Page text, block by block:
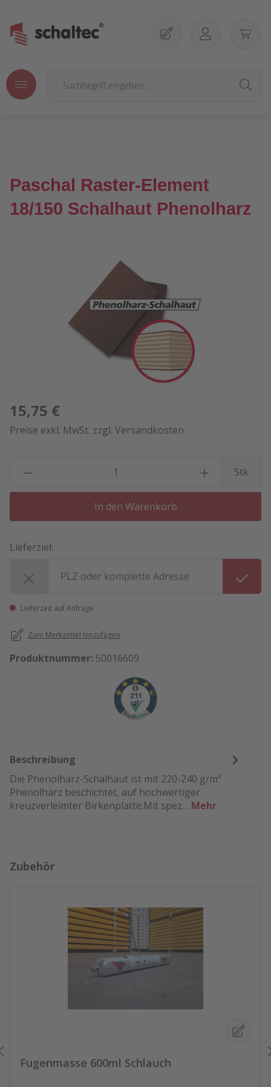
Paschal Raster-Element
18/150 Schalhaut Phenolharz
Bildergalerie überspringen
15,75 €
Preise exkl. MwSt. zzgl. Versandkosten
Stk
In den Warenkorb
Lieferziel:
Lieferzeit auf Anfrage
Zum Merkzettel hinzufügen
Produktnummer: 50016609
Beschreibung
Die Phenolharz-Schalhaut ist mit 220-240 g/m²
Phenolharz beschichtet, auf hochwertiger
kreuzverleimter Birkenplatte.Mit spez… Mehr
Produktgalerie überspringen
Zubehör
Fugenmasse 600ml Schlauch